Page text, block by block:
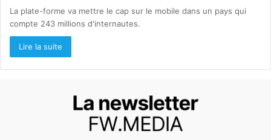
La plate-forme va mettre le cap sur le mobile dans un pays qui
compte 243 millions d'internautes.
Lire la suite